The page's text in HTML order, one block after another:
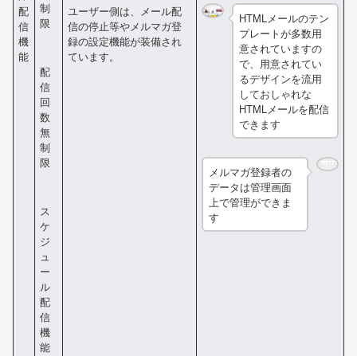
配
信
機
能
制
限
配
信
回
数
無
制
限
ス
ケ
ジ
ュ
ー
ル
配
信
機
能
ユーザー側は、メール配
信の停止等やメルマガ登
録の設定機能が装備され
ています。
HTMLメールのテン
プレートが多数用
意されていますの
で、用意されてい
るデザインを流用
しておしゃれな
HTMLメールを配信
できます
メルマガ登録者の
データは管理画面
上で管理ができま
す